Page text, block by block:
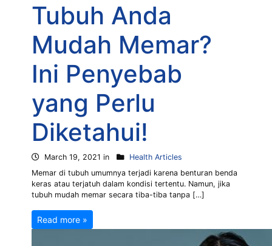
Tubuh Anda
Mudah Memar?
Ini Penyebab
yang Perlu
Diketahui!
March 19, 2021 in
Health Articles
Memar di tubuh umumnya terjadi karena benturan benda
keras atau terjatuh dalam kondisi tertentu. Namun, jika
tubuh mudah memar secara tiba-tiba tanpa […]
Read more »